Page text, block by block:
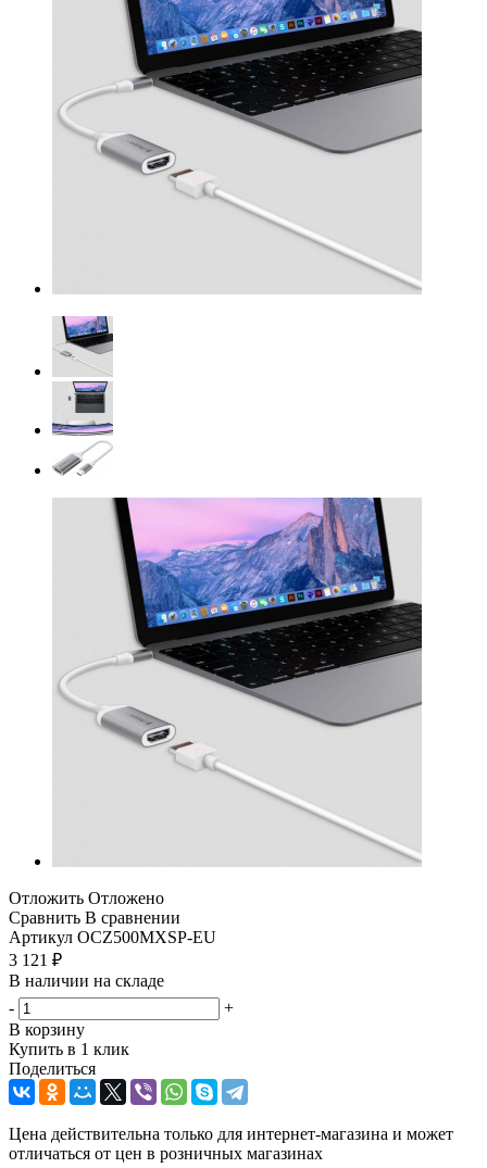
Отложить Отложено
Сравнить В сравнении
Артикул OCZ500MXSP-EU
3 121 ₽
В наличии на складе
-
+
В корзину
Купить в 1 клик
Поделиться
Цена действительна только для интернет-магазина и может
отличаться от цен в розничных магазинах